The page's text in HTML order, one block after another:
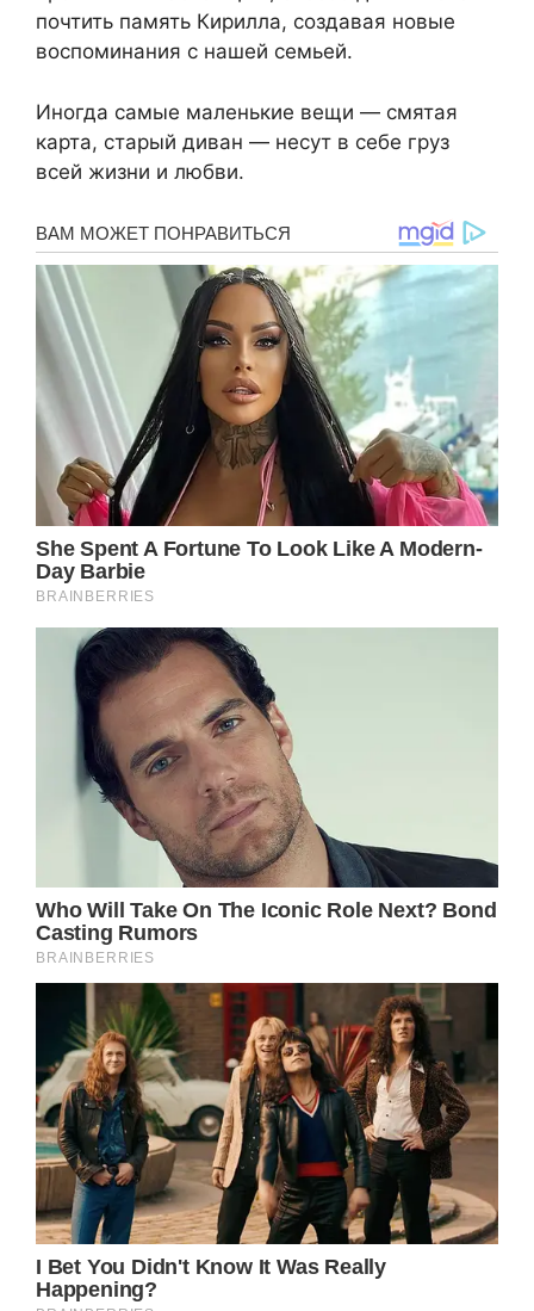
почтить память Кирилла, создавая новые
воспоминания с нашей семьей.
Иногда самые маленькие вещи — смятая
карта, старый диван — несут в себе груз
всей жизни и любви.